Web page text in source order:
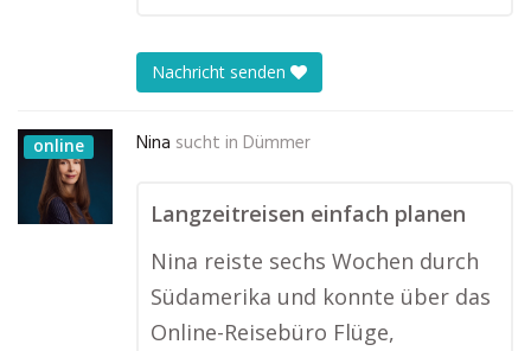
Nachricht senden
online Nina sucht in Dümmer
Langzeitreisen einfach planen
Nina reiste sechs Wochen durch
Südamerika und konnte über das
Online-Reisebüro Flüge,